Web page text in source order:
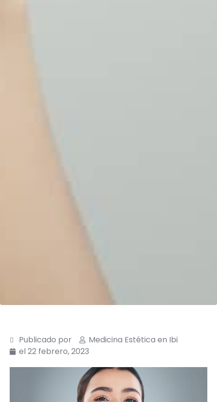
Publicado por
Medicina Estética en Ibi
el 22 febrero, 2023